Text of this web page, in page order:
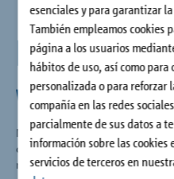
esenciales y para garantizar
También empleamos cookies
página a los usuarios
hábitos de uso, así como
personalizada o para reforzar
compañía en las redes
parcialmente de sus datos a
información sobre las cookies
servicios de terceros en
Éxito
valores
Nuestros actos se centran en
o empleados, siempre con la
respeto y el espíritu abierto